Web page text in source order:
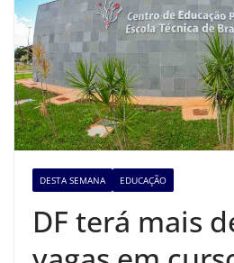
DESTA SEMANA EDUCAÇÃO
DF terá mais